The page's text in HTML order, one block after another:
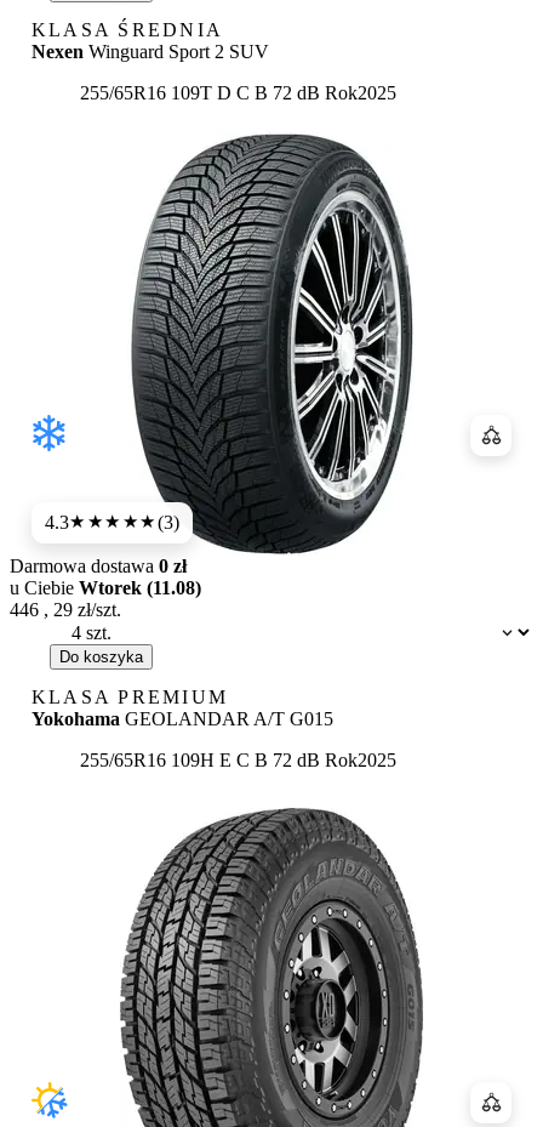
KLASA ŚREDNIA
Nexen Winguard Sport 2 SUV
255/65R16 109T Etykieta:
D C B 72 dB Rok2025
4.3★★★★★(3)
Dostępność:
Darmowa dostawa 0 zł
u Ciebie Wtorek (11.08)
446 , 29 zł/szt.
Do koszyka
KLASA PREMIUM
Yokohama GEOLANDAR A/T G015
255/65R16 109H Etykieta:
E C B 72 dB Rok2025